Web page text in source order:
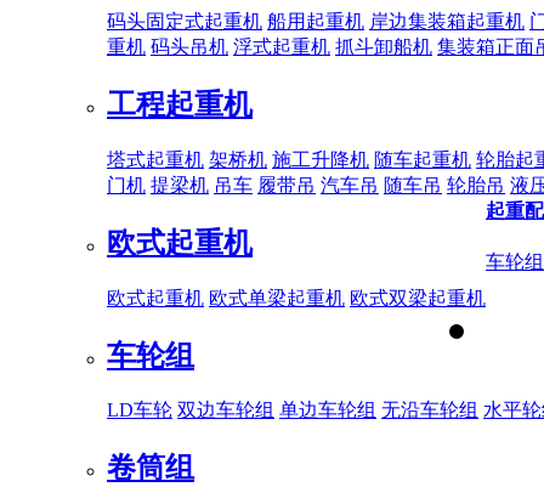
码头固定式起重机 船用起重机 岸边集装箱起重机
重机 码头吊机 浮式起重机 抓斗卸船机 集装箱正面
工程起重机
塔式起重机 架桥机 施工升降机 随车起重机 轮胎起
门机 提梁机 吊车 履带吊 汽车吊 随车吊 轮胎吊 液
欧式起重机
欧式起重机 欧式单梁起重机 欧式双梁起重机
起重
车轮组
车轮组
LD车轮 双边车轮组 单边车轮组 无沿车轮组 水平
卷筒组